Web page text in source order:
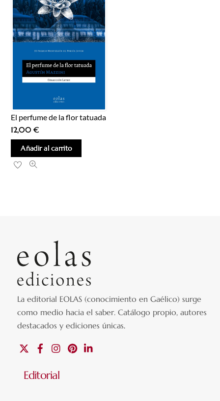
El perfume de la flor tatuada
12,00€
Añadir al carrito
La editorial EOLAS (conocimiento en Gaélico) surge
como medio hacia el saber.Catálogo propio, autores
destacados y ediciones únicas.
FacebookInstagramPinterest
Editorial